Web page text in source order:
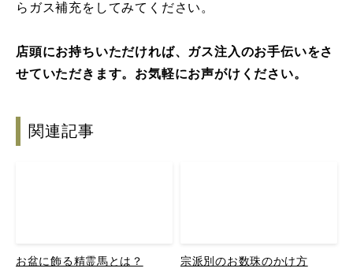
らガス補充をしてみてください。
店頭にお持ちいただければ、ガス注入のお手伝いをさ
せていただきます。お気軽にお声がけください。
関連記事
お盆に飾る精霊馬とは？ 宗派別のお数珠のかけ方